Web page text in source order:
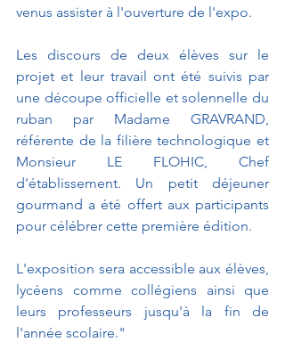
venus assister à l'ouverture de l'expo.
Les discours de deux élèves sur le
projet et leur travail ont été suivis par
une découpe officielle et solennelle du
ruban par Madame GRAVRAND,
référente de la filière technologique et
Monsieur LE FLOHIC, Chef
d'établissement. Un petit déjeuner
gourmand a été offert aux participants
pour célébrer cette première édition.
L'exposition sera accessible aux élèves,
lycéens comme collégiens ainsi que
leurs professeurs jusqu'à la fin de
l'année scolaire."